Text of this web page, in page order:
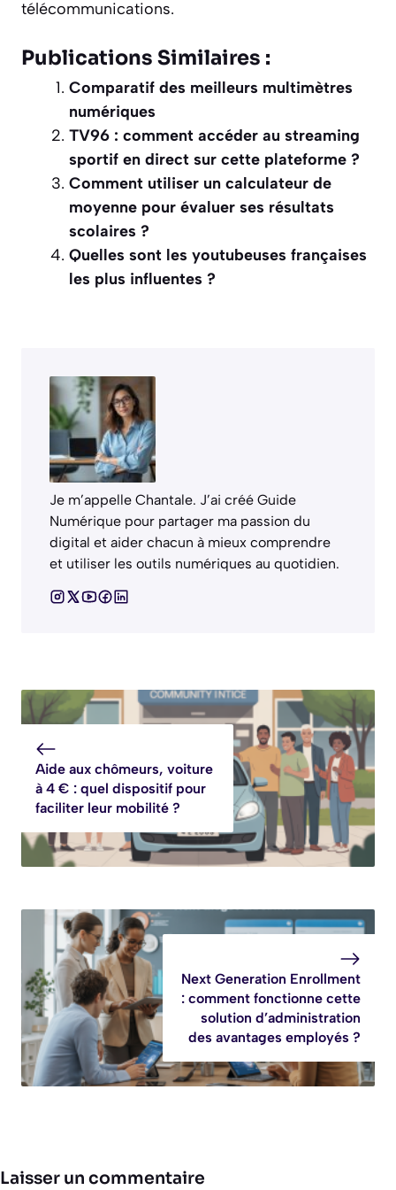
télécommunications.
Publications Similaires :
Comparatif des meilleurs multimètres
numériques
TV96 : comment accéder au streaming
sportif en direct sur cette plateforme ?
Comment utiliser un calculateur de
moyenne pour évaluer ses résultats
scolaires ?
Quelles sont les youtubeuses françaises
les plus influentes ?
Je m’appelle Chantale. J’ai créé Guide
Numérique pour partager ma passion du
digital et aider chacun à mieux comprendre
et utiliser les outils numériques au quotidien.
Aide aux chômeurs, voiture
à 4 € : quel dispositif pour
faciliter leur mobilité ?
Next Generation Enrollment
: comment fonctionne cette
solution d’administration
des avantages employés ?
Laisser un commentaire